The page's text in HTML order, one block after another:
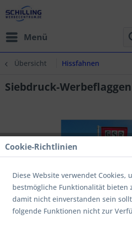
Menü
Übersicht Hissfahnen
Siebdruck-Werbeflaggen
Cookie-Richtlinien
Diese Website verwendet Cookies,
bestmögliche Funktionalität bieten
damit nicht einverstanden sein
folgende Funktionen nicht zur